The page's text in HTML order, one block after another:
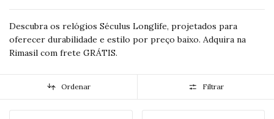
Descubra os relógios Séculus Longlife, projetados para
oferecer durabilidade e estilo por preço baixo. Adquira na
Rimasil com frete GRÁTIS.
Ordenar Filtrar